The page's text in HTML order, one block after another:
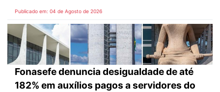
Publicado em: 04 de Agosto de 2026
Fonasefe denuncia desigualdade de até
182% em auxílios pagos a servidores do